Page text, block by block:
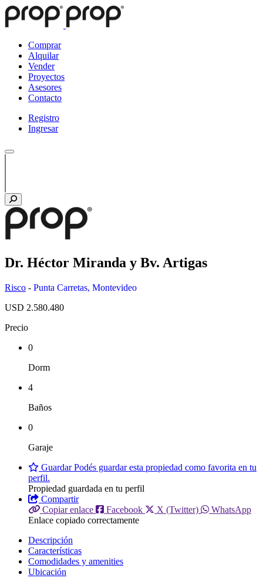
Comprar
Alquilar
Vender
Proyectos
Asesores
Contacto
Registro
Ingresar
Dr. Héctor Miranda y Bv. Artigas
Risco - Punta Carretas, Montevideo
USD 2.580.480
Precio
0
Dorm
4
Baños
0
Garaje
GuardarPodés guardar esta propiedad como favorita en tu
perfil.
Propiedad guardada en tu perfil
Compartir
Copiar enlace
Facebook X (Twitter)
WhatsApp
Enlace copiado correctamente
Descripción
Características
Comodidades y amenities
Ubicación